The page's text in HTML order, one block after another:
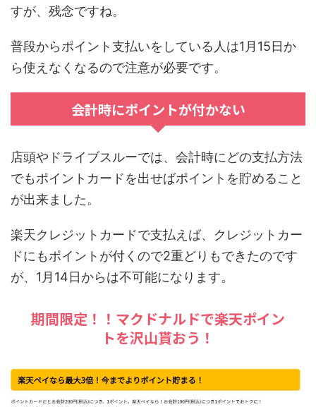
すが、残念ですね。
普段からポイント支払いをしている人は1月15日か
ら使えなくなるので注意が必要です。
会計時にポイントが付かない
店頭やドライブスルーでは、会計時にどの支払方法
でもポイントカードを出せばポイントを貯めること
が出来ました。
楽天クレジットカードで支払えば、クレジットカー
ドにもポイントが付くので2重どりもできたのです
が、1月14日からは不可能になります。
期間限定！！マクドナルドで楽天ポイン
トを沢山貰おう！